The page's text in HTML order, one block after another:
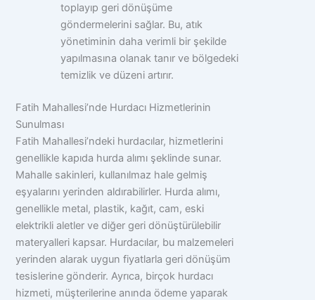
toplayıp geri dönüşüme
göndermelerini sağlar. Bu, atık
yönetiminin daha verimli bir şekilde
yapılmasına olanak tanır ve bölgedeki
temizlik ve düzeni artırır.
Fatih Mahallesi’nde Hurdacı Hizmetlerinin
Sunulması
Fatih Mahallesi’ndeki hurdacılar, hizmetlerini
genellikle kapıda hurda alımı şeklinde sunar.
Mahalle sakinleri, kullanılmaz hale gelmiş
eşyalarını yerinden aldırabilirler. Hurda alımı,
genellikle metal, plastik, kağıt, cam, eski
elektrikli aletler ve diğer geri dönüştürülebilir
materyalleri kapsar. Hurdacılar, bu malzemeleri
yerinden alarak uygun fiyatlarla geri dönüşüm
tesislerine gönderir. Ayrıca, birçok hurdacı
hizmeti, müşterilerine anında ödeme yaparak